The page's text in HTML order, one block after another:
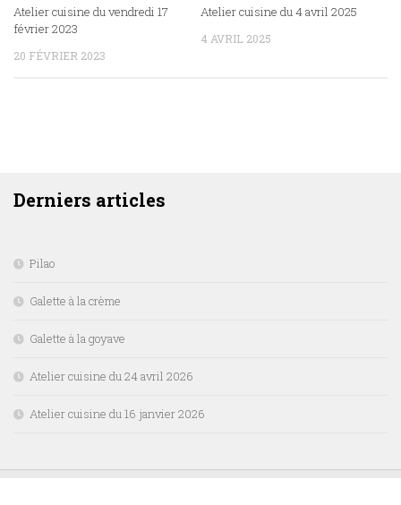
Atelier cuisine du vendredi 17
février 2023
20 FÉVRIER 2023
Atelier cuisine du 4 avril 2025
4 AVRIL 2025
Derniers articles
Pilao
Galette à la crème
Galette à la goyave
Atelier cuisine du 24 avril 2026
Atelier cuisine du 16 janvier 2026